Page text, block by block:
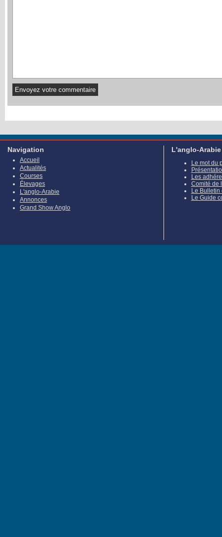
Navigation
Accueil
Actualités
Courses
Élevages
L'anglo-Arabie
Annonces
Grand Show Anglo
L'anglo-Arabie
Le mot du
Les
Comité de
Le Bulletin
Le Guide